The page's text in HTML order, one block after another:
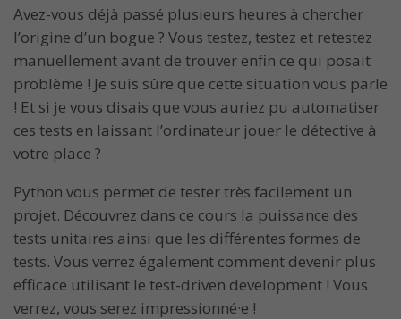
Avez-vous déjà passé plusieurs heures à chercher
l’origine d’un bogue ? Vous testez, testez et retestez
manuellement avant de trouver enfin ce qui posait
problème ! Je suis sûre que cette situation vous parle
! Et si je vous disais que vous auriez pu automatiser
ces tests en laissant l’ordinateur jouer le détective à
votre place ?
Python vous permet de tester très facilement un
projet. Découvrez dans ce cours la puissance des
tests unitaires ainsi que les différentes formes de
tests. Vous verrez également comment devenir plus
efficace utilisant le test-driven development ! Vous
verrez, vous serez impressionné·e !